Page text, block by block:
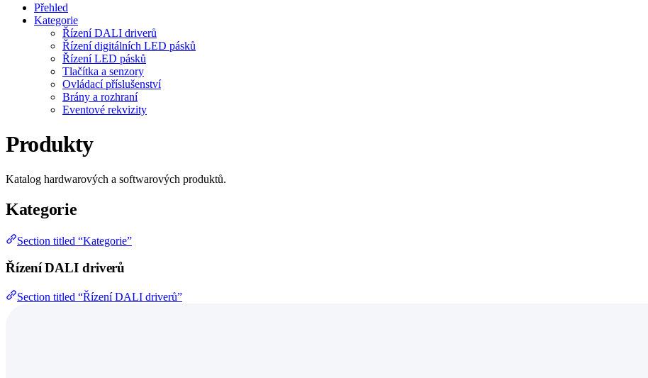
Přehled
Kategorie
Řízení DALI driverů
Řízení digitálních LED pásků
Řízení LED pásků
Tlačítka a senzory
Ovládací příslušenství
Brány a rozhraní
Eventové rekvizity
Produkty
Katalog hardwarových a softwarových produktů.
Kategorie
Section titled “Kategorie”
Řízení DALI driverů
Section titled “Řízení DALI driverů”